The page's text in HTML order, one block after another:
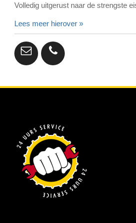
Volledig uitgerust naar de strengste
Lees meer hierover »